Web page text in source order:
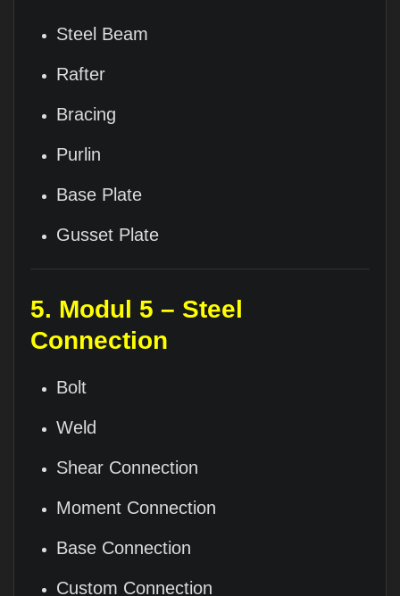
Steel Beam
Rafter
Bracing
Purlin
Base Plate
Gusset Plate
5. Modul 5 – Steel
Connection
Bolt
Weld
Shear Connection
Moment Connection
Base Connection
Custom Connection